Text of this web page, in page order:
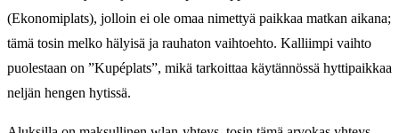
(Ekonomiplats), jolloin ei ole omaa nimettyä paikkaa matkan aikana;
tämä tosin melko hälyisä ja rauhaton vaihtoehto. Kalliimpi vaihto
puolestaan on ”Kupéplats”, mikä tarkoittaa käytännössä hyttipaikkaa
neljän hengen hytissä.